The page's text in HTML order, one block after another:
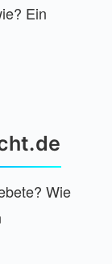
Ein
Wie